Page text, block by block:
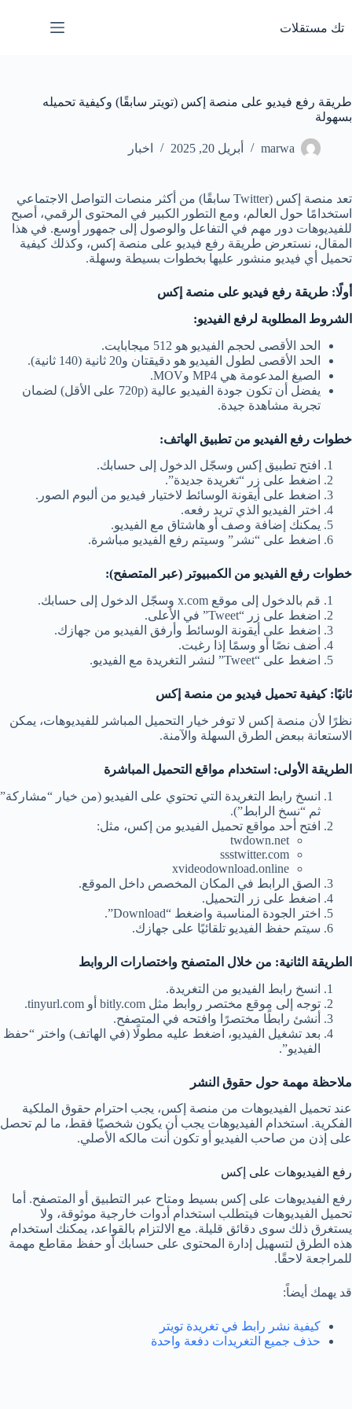
إلى
المحتوى
تك مستقلات
طريقة رفع فيديو على منصة إكس (تويتر سابقًا) وكيفية تحميله
بسهولة
marwa أبريل 20, 2025 اخبار
تعد منصة إكس (Twitter سابقًا) من أكثر منصات التواصل الاجتماعي
استخدامًا حول العالم، ومع التطور الكبير في المحتوى الرقمي، أصبح
للفيديوهات دور مهم في التفاعل والوصول إلى جمهور أوسع. في هذا
المقال، نستعرض طريقة رفع فيديو على منصة إكس، وكذلك كيفية
تحميل أي فيديو منشور عليها بخطوات بسيطة وسهلة.
أولًا: طريقة رفع فيديو على منصة إكس
الشروط المطلوبة لرفع الفيديو:
الحد الأقصى لحجم الفيديو هو 512 ميجابايت.
الحد الأقصى لطول الفيديو هو دقيقتان و20 ثانية (140 ثانية).
الصيغ المدعومة هي MP4 وMOV.
يفضل أن تكون جودة الفيديو عالية (720p على الأقل) لضمان
تجربة مشاهدة جيدة.
خطوات رفع الفيديو من تطبيق الهاتف:
افتح تطبيق إكس وسجّل الدخول إلى حسابك.
اضغط على زر “تغريدة جديدة”.
اضغط على أيقونة الوسائط لاختيار فيديو من ألبوم الصور.
اختر الفيديو الذي تريد رفعه.
يمكنك إضافة وصف أو هاشتاق مع الفيديو.
اضغط على “نشر” وسيتم رفع الفيديو مباشرة.
خطوات رفع الفيديو من الكمبيوتر (عبر المتصفح):
قم بالدخول إلى موقع x.com وسجّل الدخول إلى حسابك.
اضغط على زر “Tweet” في الأعلى.
اضغط على أيقونة الوسائط وأرفق الفيديو من جهازك.
أضف نصًا أو وسمًا إذا رغبت.
اضغط على “Tweet” لنشر التغريدة مع الفيديو.
ثانيًا: كيفية تحميل فيديو من منصة إكس
نظرًا لأن منصة إكس لا توفر خيار التحميل المباشر للفيديوهات، يمكن
الاستعانة ببعض الطرق السهلة والآمنة.
الطريقة الأولى: استخدام مواقع التحميل المباشرة
انسخ رابط التغريدة التي تحتوي على الفيديو (من خيار “مشاركة”
ثم “نسخ الرابط”).
افتح أحد مواقع تحميل الفيديو من إكس، مثل:
twdown.net
ssstwitter.com
xvideodownload.online
الصق الرابط في المكان المخصص داخل الموقع.
اضغط على زر التحميل.
اختر الجودة المناسبة واضغط “Download”.
سيتم حفظ الفيديو تلقائيًا على جهازك.
الطريقة الثانية: من خلال المتصفح واختصارات الروابط
انسخ رابط الفيديو من التغريدة.
توجه إلى موقع مختصر روابط مثل bitly.com أو tinyurl.com.
أنشئ رابطًا مختصرًا وافتحه في المتصفح.
بعد تشغيل الفيديو، اضغط عليه مطولًا (في الهاتف) واختر “حفظ
الفيديو”.
ملاحظة مهمة حول حقوق النشر
عند تحميل الفيديوهات من منصة إكس، يجب احترام حقوق الملكية
الفكرية. استخدام الفيديوهات يجب أن يكون شخصيًا فقط، ما لم تحصل
على إذن من صاحب الفيديو أو تكون أنت مالكه الأصلي.
رفع الفيديوهات على إكس
رفع الفيديوهات على إكس بسيط ومتاح عبر التطبيق أو المتصفح. أما
تحميل الفيديوهات فيتطلب استخدام أدوات خارجية موثوقة، ولا
يستغرق ذلك سوى دقائق قليلة. مع الالتزام بالقواعد، يمكنك استخدام
هذه الطرق لتسهيل إدارة المحتوى على حسابك أو حفظ مقاطع مهمة
للمراجعة لاحقًا.
قد يهمك أيضاً:
كيفية نشر رابط في تغريدة تويتر
حذف جميع التغريدات دفعة واحدة